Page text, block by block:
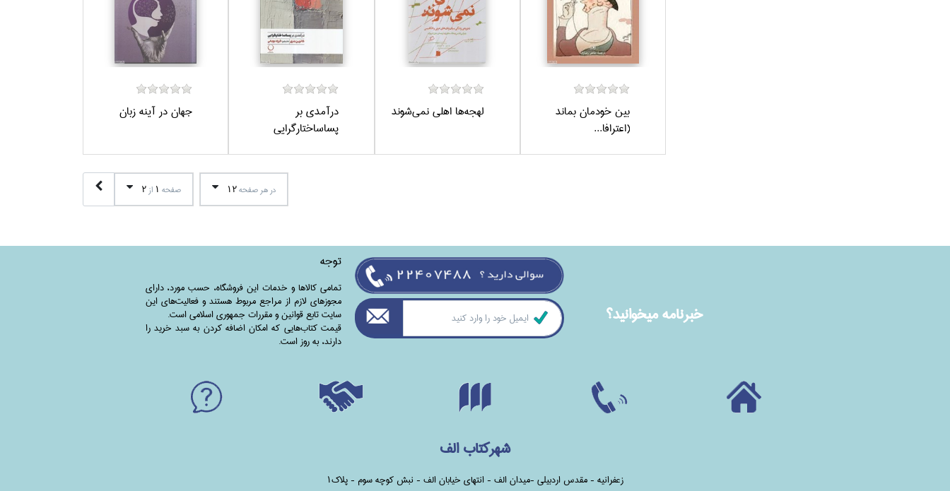
بين خودمان بماند
(اعترافا...
لهجه‌ها اهلي نمي‌شوند
درآمدي بر
پسا‌ساختارگرايي
جهان در آينه زبان
در هر صفحه12 صفحه 1 از 2
خبرنامه ميخوانيد؟
توجه
تمامی‌ کالاها و خدمات این فروشگاه، حسب مورد،‌ دارای
مجوزهای لازم از مراجع مربوط هستند ‌و‌‌ فعالیت‌های این
سایت تابع قوانین و مقررات جمهوری اسلامی است.
قیمت کتاب‌هایی که امکان اضافه کردن به سبد خرید را
دارند،‌ به روز است.
شهرکتاب الف
زعفرانیه - مقدس اردبیلی -میدان الف - انتهای خیابان الف - نبش کوچه سوم - پلاک1